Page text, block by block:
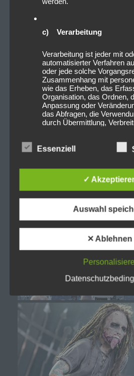
c) Verarbeitung
Verarbeitung ist jeder mit
automatisierter Verfahren
oder jede solche
Zusammenhang mit
wie das Erheben, das
Organisation, das Ordnen,
Anpassung oder
das Abfragen, die
durch Übermittlung,
oder die Vernichtung.
d) Einschränkung der
Einschränkung der
Markierung gespeicherter
einzuschränken.
e) Profiling
Profiling ist jede Art der
darin besteht, dass diese
Daten verwendet werden,
persönliche Aspekte, die
Person beziehen, zu
um Aspekte bezüglich
wirtschaftlicher Lage,
Vorlieben, Interessen,
Aufenthaltsort oder
natürlichen Person zu
vorherzusagen.
Essenziell
✓
Auswahl
✕ Ablehnen